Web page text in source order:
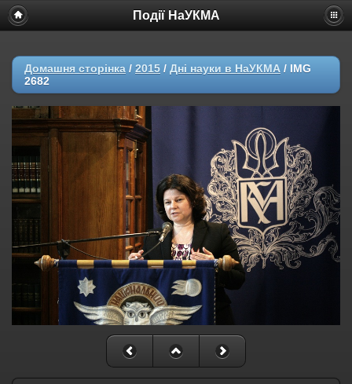
Події НаУКМА
Домашня сторінка / 2015 / Дні науки в НаУКМА / IMG
2682